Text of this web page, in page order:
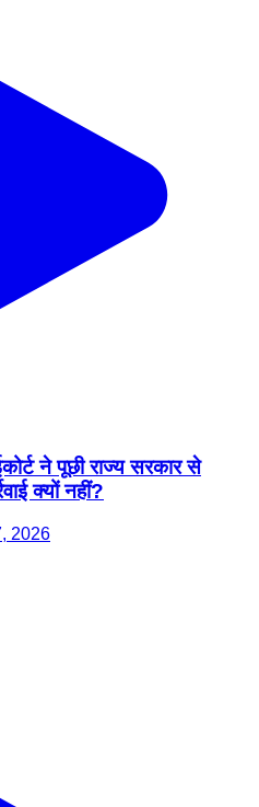
ने पूछी राज्य सरकार से
क्यों नहीं?
2026